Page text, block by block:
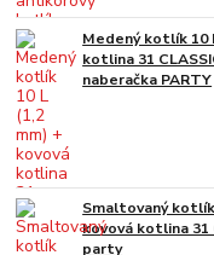
Medený kotlík 10
kotlina 31
naberačka PARTY
Smaltovaný kotlík
kovová kotlina 31
party